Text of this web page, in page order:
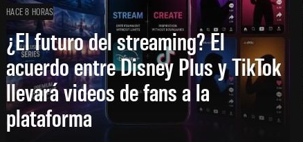
HACE 8 HORAS
¿El futuro del streaming? El
acuerdo entre Disney Plus y TikTok
llevará videos de fans a la
plataforma